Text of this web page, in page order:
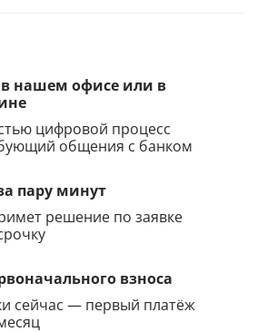
нашем офисе или в
цифровой процесс
общения с банком
пару минут
решение по заявке
взноса
сейчас — первый платёж